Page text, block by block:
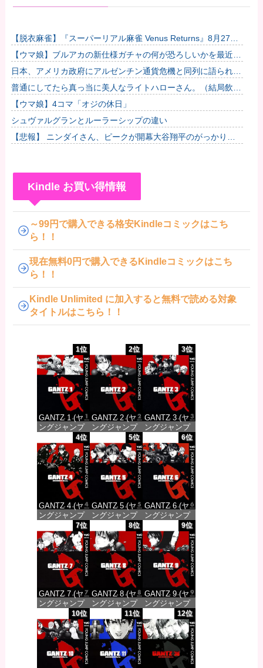
【脱衣麻雀】『スーパーリアル麻雀 Venus Returns』8月27日
に発売決定！他
【ウマ娘】ブルアカの新仕様ガチャの何が恐ろしいかを最近の
ウマ娘ガチャに例えると…地獄だな？他
日本、アメリカ政府にアルゼンチン通貨危機と同列に語られて
しまうwwwwwwもうすでに158円に戻る
普通にしてたら真っ当に美人なライトハローさん。（結局飲ん
でしまう）
【ウマ娘】4コマ「オジの休日」
シュヴァルグランとルーラーシップの違い
【悲報】 ニンダイさん、ピークが開幕大谷翔平のがっかりダ
Kindle お買い得情報
～99円で購入できる格安Kindleコミックはこち
ら！！
現在無料0円で購入できるKindleコミックはこち
ら！！
Kindle Unlimited に加入すると無料で読める対象
タイトルはこちら！！
1位
GANTZ 1 (ヤ
ングジャンプ
コミックス
DIGITAL)
価格：¥100
2位
GANTZ 2 (ヤ
ングジャンプ
コミックス
DIGITAL)
価格：¥100
3位
GANTZ 3 (ヤ
ングジャンプ
コミックス
DIGITAL)
価格：¥100
4位
GANTZ 4 (ヤ
ングジャンプ
コミックス
DIGITAL)
価格：¥100
5位
GANTZ 5 (ヤ
ングジャンプ
コミックス
DIGITAL)
価格：¥100
6位
GANTZ 6 (ヤ
ングジャンプ
コミックス
DIGITAL)
価格：¥100
7位
GANTZ 7 (ヤ
ングジャンプ
コミックス
DIGITAL)
価格：¥100
8位
GANTZ 8 (ヤ
ングジャンプ
コミックス
DIGITAL)
価格：¥100
9位
GANTZ 9 (ヤ
ングジャンプ
コミックス
DIGITAL)
価格：¥100
10位 11位 12位